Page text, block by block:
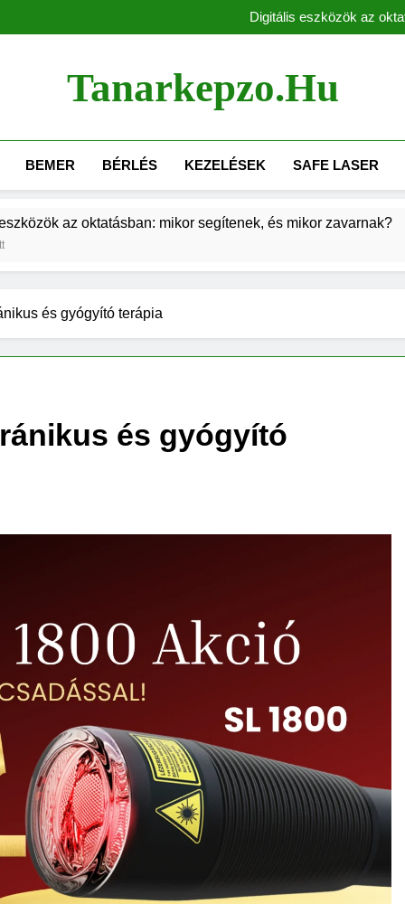
Digitális eszközök az
Digitális eszközök az
Weboldal készítés 2026-ban –
Tanarkepzo.hu
BEMER BÉRLÉS KEZELÉSEK SAFE LASER
az oktatásban: mikor segítenek, és mikor zavarnak?
és gyógyító terápia
és gyógyító